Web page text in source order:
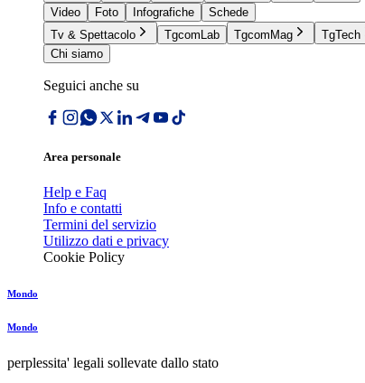
Video
Foto Infografiche
Schede
Tv & Spettacolo
TgcomLab TgcomMag TgTech
Chi siamo
Seguici anche su
Area personale
Help e Faq
Info e contatti
Termini del servizio
Utilizzo dati e privacy
Cookie Policy
Mondo
Mondo
perplessita' legali sollevate dallo stato